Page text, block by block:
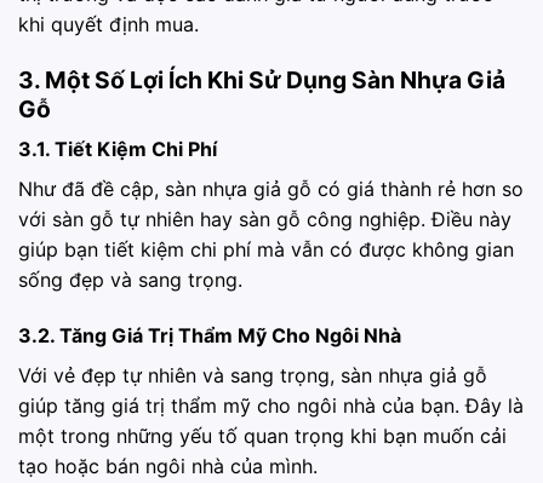
khi quyết định mua.
3. Một Số Lợi Ích Khi Sử Dụng Sàn Nhựa Giả
Gỗ
3.1. Tiết Kiệm Chi Phí
Như đã đề cập, sàn nhựa giả gỗ có giá thành rẻ hơn so
với sàn gỗ tự nhiên hay sàn gỗ công nghiệp. Điều này
giúp bạn tiết kiệm chi phí mà vẫn có được không gian
sống đẹp và sang trọng.
3.2. Tăng Giá Trị Thẩm Mỹ Cho Ngôi Nhà
Với vẻ đẹp tự nhiên và sang trọng, sàn nhựa giả gỗ
giúp tăng giá trị thẩm mỹ cho ngôi nhà của bạn. Đây là
một trong những yếu tố quan trọng khi bạn muốn cải
tạo hoặc bán ngôi nhà của mình.